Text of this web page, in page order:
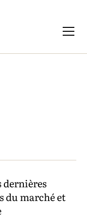
dernières
du marché et